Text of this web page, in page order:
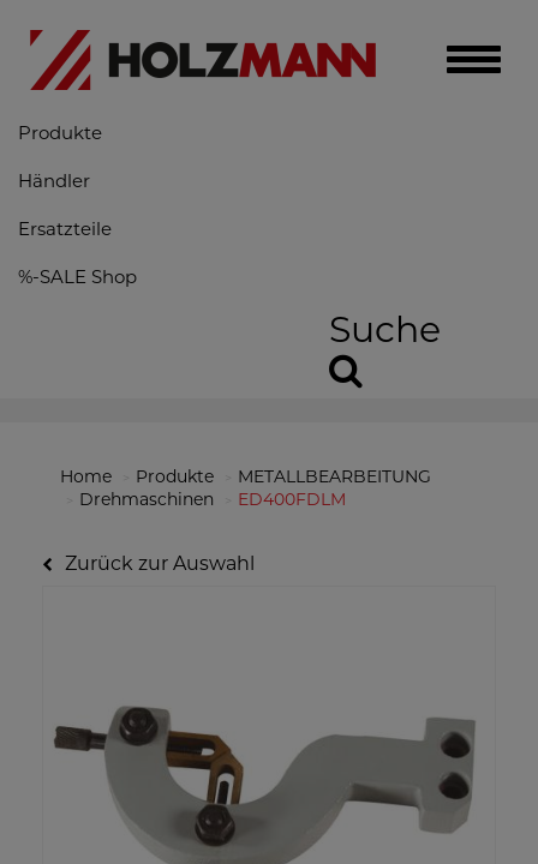
Toggle
Produkte
Händler
Ersatzteile
%-SALE Shop
Suche
Home Produkte
METALLBEARBEITUNG
Drehmaschinen
ED400FDLM
Zurück zur Auswahl